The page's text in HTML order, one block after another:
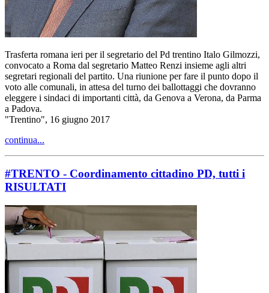
Trasferta romana ieri per il segretario del Pd trentino Italo Gilmozzi,
convocato a Roma dal segretario Matteo Renzi insieme agli altri
segretari regionali del partito. Una riunione per fare il punto dopo il
voto alle comunali, in attesa del turno dei ballottaggi che dovranno
eleggere i sindaci di importanti città, da Genova a Verona, da Parma
a Padova.
"Trentino", 16 giugno 2017
continua...
#TRENTO - Coordinamento cittadino PD, tutti i
RISULTATI